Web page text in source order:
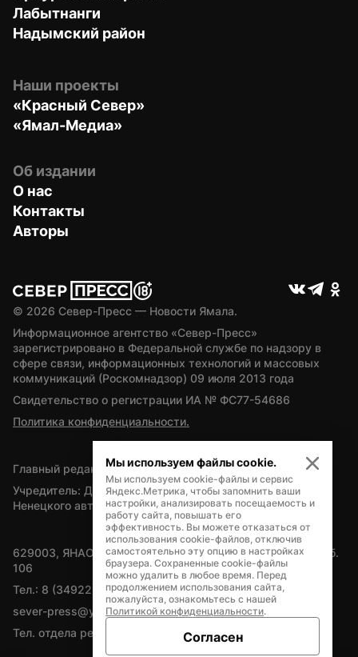
Лабытнанги
Надымский район
Наши проекты
«Красный Север»
«Ямал-Медиа»
Об издании
О нас
Контакты
Авторы
© 2026 Север-Пресс — Новости Ямала.
Информационное агентство «Север-Пресс»
зарегистрировано в Федеральной службе по надзору в
сфере связи, информационных технологий и массовых
коммуникаций (Роскомнадзор) 09 июля 2013 года
Свидетельство о регистрации ИА № ФС77-54686
Политика конфиденциальности.
Главный редактор — А.Л. Поздеев
Учредитель: Департамент внутренней политики Ямало-
Ненецкого автономного округа
629003, ЯНАО, Салехард, мкр. Богдана Кнунянца, д.1, каб.
106
Тел.: 8 (34922) 71262
sever-press@yamal-media.ru
Тел. отдела рекламы: 8 (34922) 42728
Мы используем файлы cookie.
Мы используем cookie-файлы и сервис
Яндекс.Метрика, чтобы запомнить ваши
настройки, анализировать посещаемость и
работу сайта, повышать его
эффективность. Вы можете отказаться от
использования cookie-файлов, отключив
самостоятельно эту опцию в настройках
браузера. Сохраненные cookie-файлы
можно удалить в любое время. Перед
продолжением использования сайта,
пожалуйста, ознакомьтесь с нашей
Политикой конфиденциальности.
Согласен